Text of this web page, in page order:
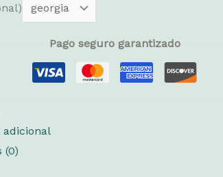
Pago seguro garantizado
(0)